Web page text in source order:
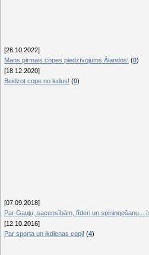
[26.10.2022]
Mans pirmais copes piedzīvojums Ālandos! (0)
[18.12.2020]
Beidzot cope no ledus! (0)
[07.09.2018]
Par Gauju, sacensībām, fīderi un
[12.10.2016]
Par sporta un ikdienas copi! (4)